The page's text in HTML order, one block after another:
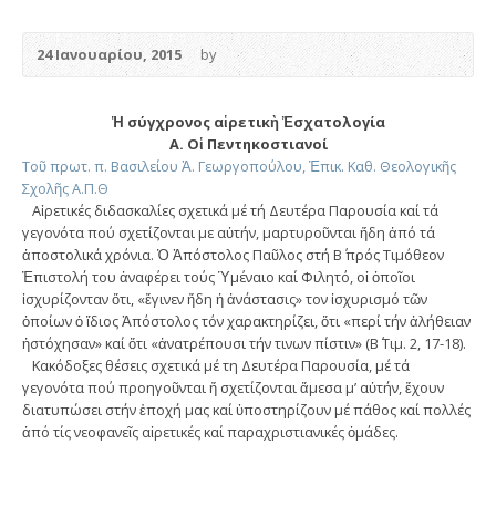
24 Ιανουαρίου, 2015 by
Ἡ σύγχρονος αἱρετικὴ Ἐσχατολογία
Α. Οἱ Πεντηκοστιανοί
Τοῦ πρωτ. π. Βασιλείου Ἀ. Γεωργοπούλου, Ἐπικ. Καθ. Θεολογικῆς
Σχολῆς Α.Π.Θ
Αἱρετικές διδασκαλίες σχετικά μέ τή Δευτέρα Παρουσία καί τά
γεγονότα πού σχετίζονται με αὐτήν, μαρτυροῦνται ἤδη ἀπό τά
ἀποστολικά χρόνια. Ὁ Ἀπόστολος Παῦλος στή Β΄ πρός Τιμόθεον
Ἐπιστολή του ἀναφέρει τούς Ὑμέναιο καί Φιλητό, οἱ ὁποῖοι
ἰσχυρίζονταν ὅτι, «ἔγινεν ἤδη ἡ ἀνάστασις» τον ἰσχυρισμό τῶν
ὁποίων ὁ ἴδιος Ἀπόστολος τόν χαρακτηρίζει, ὅτι «περί τήν ἀλήθειαν
ἠστόχησαν» καί ὅτι «ἀνατρέπουσι τήν τινων πίστιν» (Β΄ Τιμ. 2, 17-18).
Κακόδοξες θέσεις σχετικά μέ τη Δευτέρα Παρουσία, μέ τά
γεγονότα πού προηγοῦνται ἤ σχετίζονται ἄμεσα μ’ αὐτήν, ἔχουν
διατυπώσει στήν ἐποχή μας καί ὑποστηρίζουν μέ πάθος καί πολλές
ἀπό τίς νεοφανεῖς αἱρετικές καί παραχριστιανικές ὁμάδες.